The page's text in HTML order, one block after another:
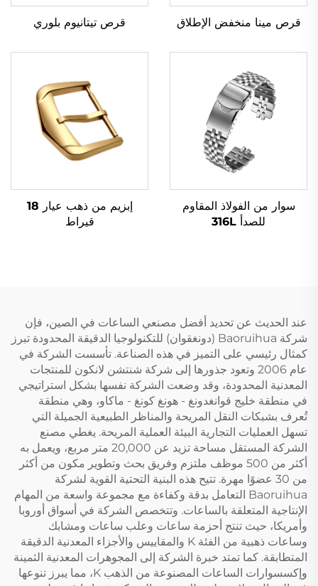
قرص مينا منخفض الإطلاق قرص تيتانيوم بلوري
سوار من الفولاذ المقاوم
للصدأ 316L
إبزيم من ذهب عيار 18
قيراط
عند الحديث عن تحديد أفضل مصنعي الساعات في الصين، فإن
شركة Baoruihua (دونغقوان) للتكنولوجيا الدقيقة المحدودة تبرز
كمثال رئيسي على التميز في هذه الصناعة. تأسست الشركة في
عام 2006 وتعود جذورها إلى شركة شنتشن لانكون للمنتجات
المعدنية المحدودة، وقد وضعت الشركة نفسها بشكل استراتيجي
في منطقة خليج قوانغدونغ - هونغ كونغ - ماكاو، وهي منطقة
تُعرف بشبكات النقل المريحة والمناظر الطبيعية الجميلة التي
تسهل العمليات التجارية البيئة العملية المريحة. يغطي مصنع
الشركة المستقل مساحة تزيد عن 20,000 متر مربع، ويعمل به
أكثر من 500 موظف ملتزم وفريق بحث وتطوير مكون من أكثر
من 30 عضوًا مهرة. تتيح هذه البنية التحتية القوية لشركة
Baoruihua التعامل بدقة وكفاءة مع مجموعة واسعة من المهام
الإنتاجية المتعلقة بالساعات. وتتخصص الشركة في أسواق أوروبا
وأمريكا، حيث تنتج أحزمة ساعات وعلب ساعات ومشابك
وساعات ذهبية من الفئة K والمقاييس والأجزاء المعدنية الدقيقة
المتطابقة. كما تمتد خبرة الشركة إلى المجوهرات المعدنية الثمينة
وإكسسوارات الساعات المصنوعة من الذهب K، مما يبرز تنوعها